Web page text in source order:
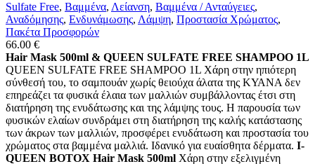
Sulfate Free, Βαμμένα, Λείανση, Βαμμένα / Ανταύγειες,
Αναδόμησης, Ενδυνάμωσης, Λάμψη, Προστασία Χρώματος,
Πακέτα Προσφορών
66.00 €
Hair Mask 500ml & QUEEN SULFATE FREE SHAMPOO 1L
QUEEN SULFATE FREE SHAMPOO 1L Χάρη στην ηπιότερη
σύνθεσή του, το σαμπουάν χωρίς θειούχα άλατα της ΚΥΑΝΑ δεν
επηρεάζει τα φυσικά έλαια των μαλλιών συμβάλλοντας έτσι στη
διατήρηση της ενυδάτωσης και της λάμψης τους. Η παρουσία των
φυσικών ελαίων συνδράμει στη διατήρηση της καλής κατάστασης
των άκρων των μαλλιών, προσφέρει ενυδάτωση και προστασία του
χρώματος στα βαμμένα μαλλιά. Ιδανικό για ευαίσθητα δέρματα. I-
QUEEN BOTOX Hair Mask 500ml Χάρη στην εξελιγμένη